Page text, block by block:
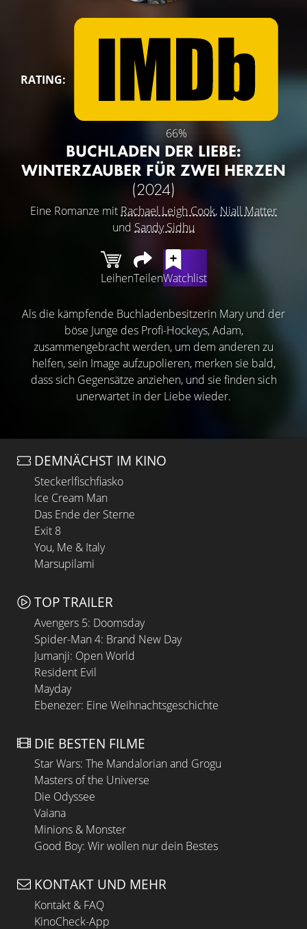
RATING:
66%
BUCHLADEN DER LIEBE:
WINTERZAUBER FÜR ZWEI HERZEN
(2024)
Eine Romanze mit Rachael Leigh Cook, Niall Matter
und Sandy Sidhu
LeihenTeilenWatchlist
Als die kämpfende Buchladenbesitzerin Mary und der
böse Junge des Profi-Hockeys, Adam,
zusammengebracht werden, um dem anderen zu
helfen, sein Image aufzupolieren, merken sie bald,
dass sich Gegensätze anziehen, und sie finden sich
unerwartet in der Liebe wieder.
DEMNÄCHST IM KINO
Steckerlfischfiasko
Ice Cream Man
Das Ende der Sterne
Exit 8
You, Me & Italy
Marsupilami
TOP TRAILER
Avengers 5: Doomsday
Spider-Man 4: Brand New Day
Jumanji: Open World
Resident Evil
Mayday
Ebenezer: Eine Weihnachtsgeschichte
DIE BESTEN FILME
Star Wars: The Mandalorian and Grogu
Masters of the Universe
Die Odyssee
Vaiana
Minions & Monster
Good Boy: Wir wollen nur dein Bestes
KONTAKT UND MEHR
Kontakt & FAQ
KinoCheck-App